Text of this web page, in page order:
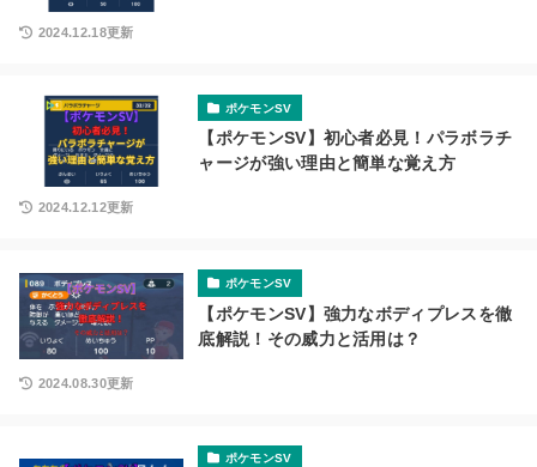
2024.12.18更新
ポケモンSV
【ポケモンSV】初心者必見！パラボラチ
ャージが強い理由と簡単な覚え方
2024.12.12更新
ポケモンSV
【ポケモンSV】強力なボディプレスを徹
底解説！その威力と活用は？
2024.08.30更新
ポケモンSV